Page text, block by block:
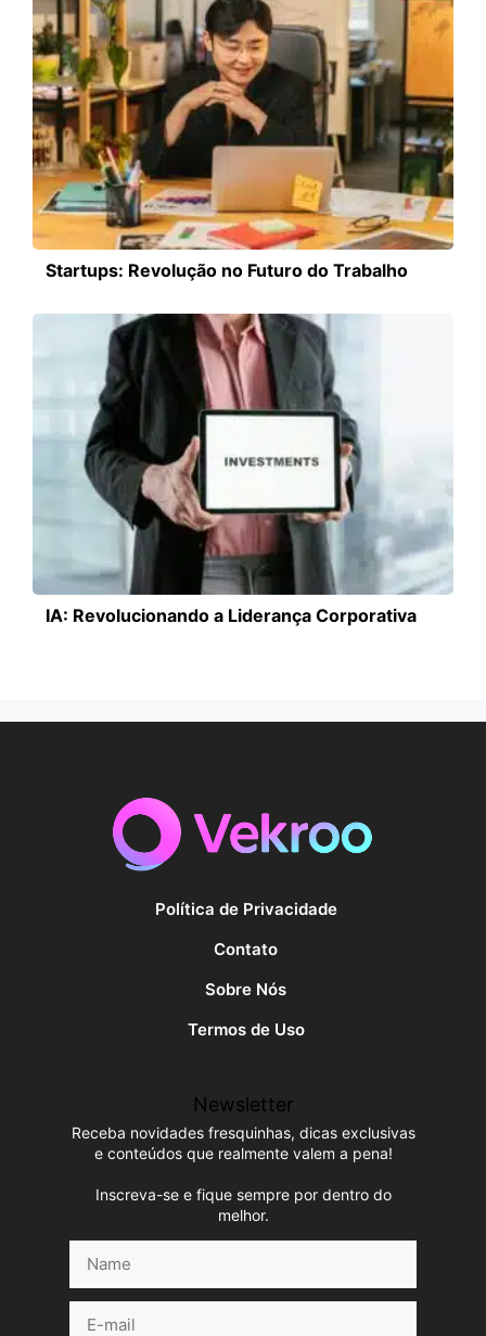
Startups: Revolução no Futuro do Trabalho
IA: Revolucionando a Liderança Corporativa
Política de Privacidade
Contato
Sobre Nós
Termos de Uso
Newsletter
Receba novidades fresquinhas, dicas exclusivas
e conteúdos que realmente valem a pena!
Inscreva-se e fique sempre por dentro do
melhor.